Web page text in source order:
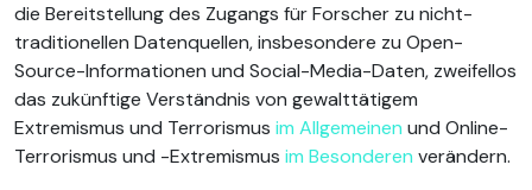
die Bereitstellung des Zugangs für Forscher zu nicht-
traditionellen Datenquellen, insbesondere zu Open-
Source-Informationen und Social-Media-Daten, zweifellos
das zukünftige Verständnis von gewalttätigem
Extremismus und Terrorismus im Allgemeinen und Online-
Terrorismus und -Extremismus im Besonderen verändern.